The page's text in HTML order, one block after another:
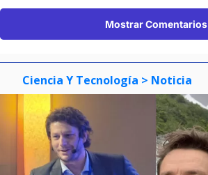
Mostrar Comentarios
Ciencia Y Tecnología > Noticia